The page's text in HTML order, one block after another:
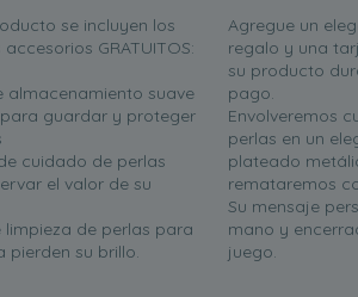
se incluyen los
GRATUITOS:
almacenamiento suave
guardar y proteger
cuidado de perlas
el valor de su
limpieza de perlas para
pierden su brillo.
Agregue un
regalo y una
su producto
pago.
Envolveremos
perlas en un
plateado
remataremos
Su mensaje
mano y
juego.